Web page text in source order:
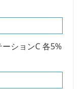
ションC 各5%